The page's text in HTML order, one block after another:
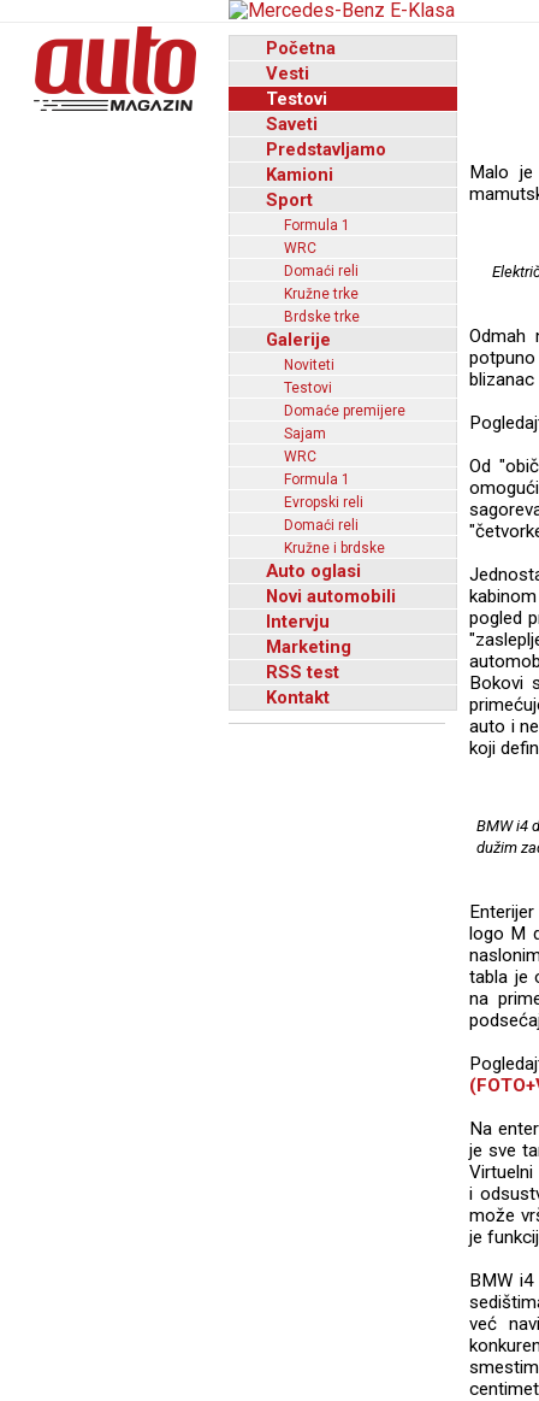
Početna
Vesti
Testovi
Saveti
Predstavljamo
Kamioni
Sport
Formula 1
WRC
Domaći reli
Kružne trke
Brdske trke
Galerije
Noviteti
Testovi
Domaće premijere
Sajam
WRC
Formula 1
Evropski reli
Domaći reli
Kružne i brdske
Auto oglasi
Novi automobili
Intervju
Marketing
RSS test
Kontakt
Malo
Odmah
blizanac
Od
pogled
Bokovi
auto i
koji
BMW i4
dužim
logo M
tabla je
na
Na
je sve
Virtuelni
i
može
je
BMW
već